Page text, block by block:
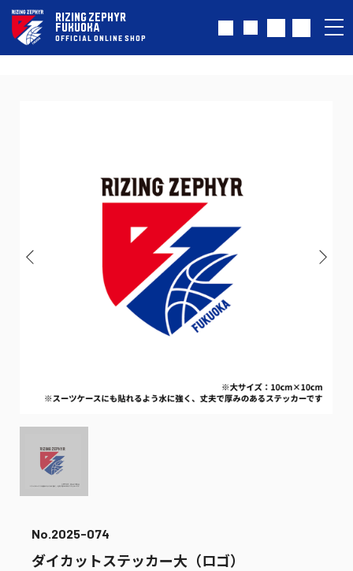
RIZING ZEPHYR
FUKUOKA
OFFICIAL ONLINE SHOP
No.2025-074
ダイカットステッカー大（ロゴ）